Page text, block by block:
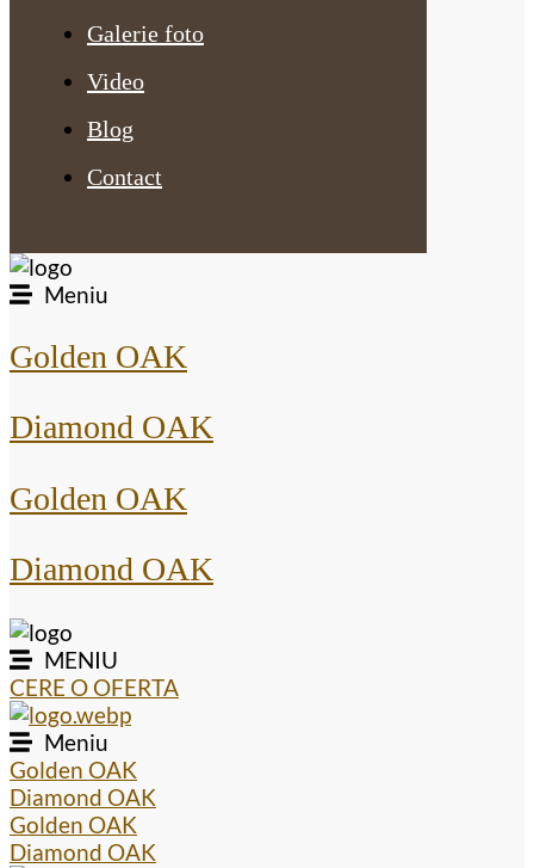
Galerie foto
Video
Blog
Contact
Meniu
Golden OAK
Diamond OAK
Golden OAK
Diamond OAK
MENIU
CERE O OFERTA
Meniu
Golden OAK
Diamond OAK
Golden OAK
Diamond OAK